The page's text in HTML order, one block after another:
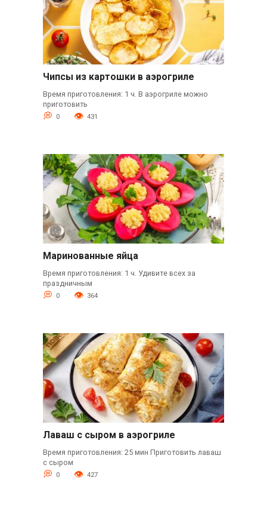
Чипсы из картошки в аэрогриле
Время приготовления: 1 ч. В аэрогриле можно
приготовить
0 431
Маринованные яйца
Время приготовления: 1 ч. Удивите всех за
праздничным
0 364
Лаваш с сыром в аэрогриле
Время приготовления: 25 мин Приготовить лаваш
с сыром
0 427